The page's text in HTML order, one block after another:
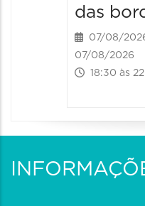
das
07/08/
07/08/2026
18:30 às